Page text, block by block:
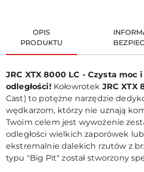
OPIS
PRODUKTU
JRC XTX 8000 LC - Czysta moc
odległości! Kołowrotek JRC XTX
Cast) to potężne narzędzie
wędkarzom, którzy nie uznają
Twoim celem jest wywożenie
odległości wielkich zaporówek
ekstremalnie dalekich rzutów z
typu "Big Pit" został stworzony